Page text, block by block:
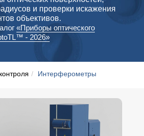
и проверки искажения
объективов.
«Приборы оптического
- 2026»
/ Интерферометры